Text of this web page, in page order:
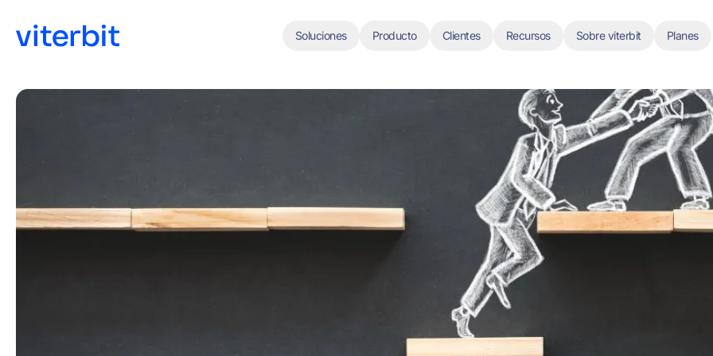
Soluciones Producto Clientes Recursos Sobre viterbit Planes